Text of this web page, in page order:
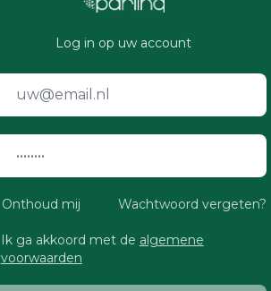
Log in op uw account
Onthoud mij Wachtwoord vergeten?
Ik ga akkoord met de algemene
voorwaarden